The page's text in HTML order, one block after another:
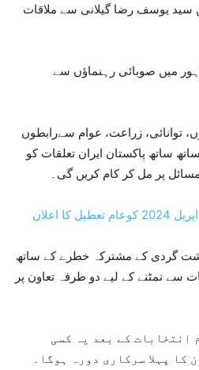
سید یوسف رضا گیلانی سے ملاقات
میں صوبائی رہنماؤں سے
توانائی، زراعت، عوام سےرابطوں
ساتھ پاکستان ایران تعلقات کو
پر مل کر کام کریں گی۔
گردی کے مشترکہ خطرے کے ساتھ
سے نمٹنے کے لیے دو طرفہ تعاون پر
انتخابات کے بعد یہ کسی
پہلا سرکاری دورہ ہوگا۔